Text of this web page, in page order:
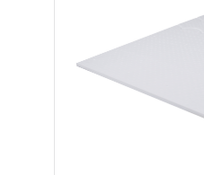
Die QuickTherm
des Heizrohrs in
Systemplatten kombinieren
(EPS DEO WLG 035). Auf
über Sollbruchstellen einzeln